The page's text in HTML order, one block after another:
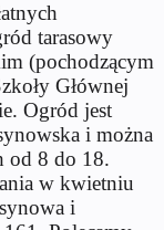
tarasowy
(pochodzącym
Głównej
Ogród jest
i można
od 8 do 18.
w kwietniu
i